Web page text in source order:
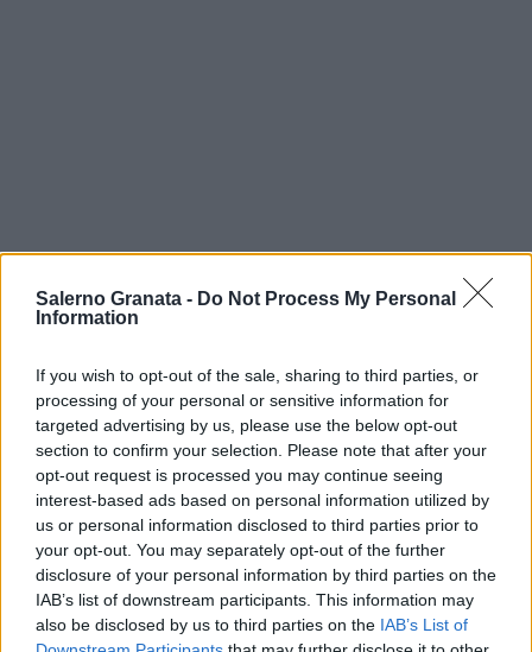
Salerno Granata - Do Not Process My Personal
Information
If you wish to opt-out of the sale, sharing to third parties, or
processing of your personal or sensitive information for
targeted advertising by us, please use the below opt-out
section to confirm your selection. Please note that after your
opt-out request is processed you may continue seeing
interest-based ads based on personal information utilized by
us or personal information disclosed to third parties prior to
your opt-out. You may separately opt-out of the further
disclosure of your personal information by third parties on the
IAB’s list of downstream participants. This information may
also be disclosed by us to third parties on the IAB’s List of